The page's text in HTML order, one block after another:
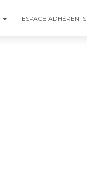
ESPACE ADHÉRENTS